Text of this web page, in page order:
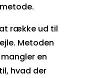
række ud til
Metoden
en
hvad der